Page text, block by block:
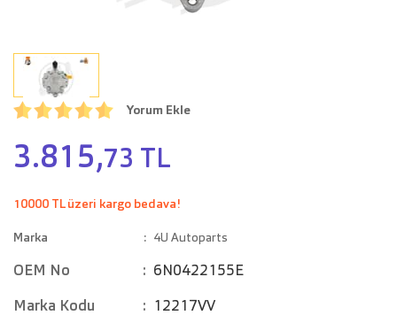
Yorum Ekle
3.815,73 TL
10000 TL üzeri kargo bedava!
Marka 4U Autoparts
OEM No 6N0422155E
Marka Kodu 12217VV